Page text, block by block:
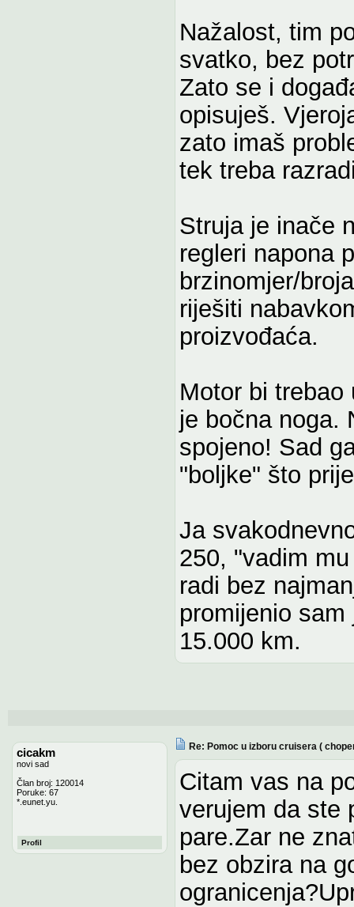
Nažalost, tim
svatko, bez
Zato se i
opisuješ.
zato imaš
tek treba
Struja je inače
regleri napona
brzinomjer/
riješiti
proizvođaća.
Motor bi
je bočna noga.
spojeno! Sad
"boljke" što
Ja
250, "vadim
radi bez
promijenio
15.000 km.
cicakm
novi sad
Član broj: 120014
Poruke: 67
*.eunet.yu.
Profil
Re: Pomoc u izboru cruisera (
Citam vas na
verujem da ste
pare.Zar ne
bez obzira na